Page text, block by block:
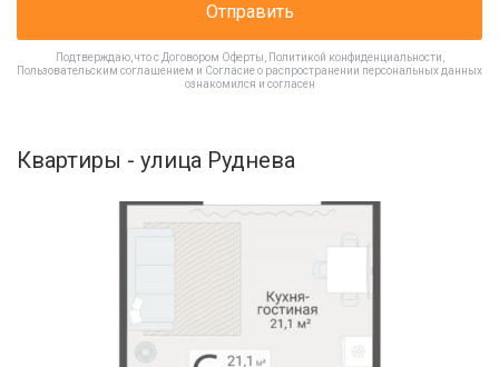
Отправить
Подтверждаю, что с Договором Оферты Политикой конфиденциальности
Пользовательским соглашением и Согласие о распространении персональных данных
ознакомился и согласен
Квартиры - улица Руднева